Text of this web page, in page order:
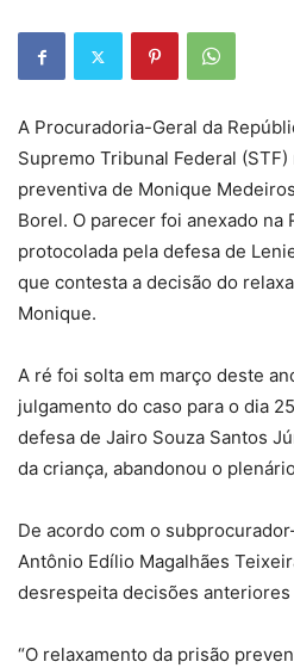
A Procuradoria-Geral da
Supremo Tribunal Federal
preventiva de Monique
Borel. O parecer foi anexado na
protocolada pela defesa de
que contesta a decisão do
Monique.
A ré foi solta em março deste
julgamento do caso para o dia
defesa de Jairo Souza Santos
da criança, abandonou o
De acordo com o
Antônio Edílio Magalhães
desrespeita decisões anteriores
“O relaxamento da prisão